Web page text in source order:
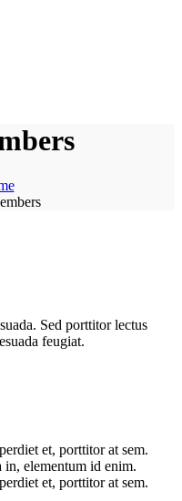
Sed porttitor lectus
feugiat.
et, porttitor at sem.
elementum id enim.
et, porttitor at sem.